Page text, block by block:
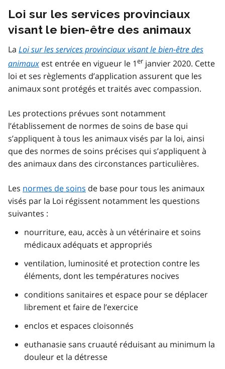
Loi sur les services provinciaux
visant le bien-être des animaux
La Loi sur les services provinciaux visant le bien-être des
animaux est entrée en vigueur le 1er janvier 2020. Cette
loi et ses règlements d’application assurent que les
animaux sont protégés et traités avec compassion.
Les protections prévues sont notamment
l’établissement de normes de soins de base qui
s’appliquent à tous les animaux visés par la loi, ainsi
que des normes de soins précises qui s’appliquent à
des animaux dans des circonstances particulières.
Les normes de soins de base pour tous les animaux
visés par la Loi régissent notamment les questions
suivantes :
nourriture, eau, accès à un vétérinaire et soins
médicaux adéquats et appropriés
ventilation, luminosité et protection contre les
éléments, dont les températures nocives
conditions sanitaires et espace pour se déplacer
librement et faire de l’exercice
enclos et espaces cloisonnés
euthanasie sans cruauté réduisant au minimum la
douleur et la détresse